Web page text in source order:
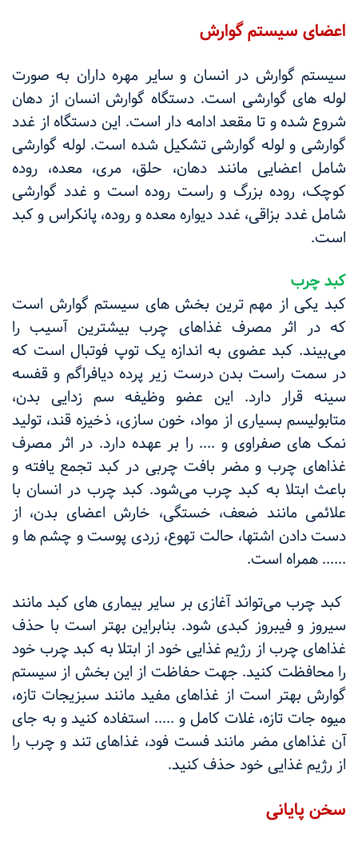
اعضای سیستم گوارش
سیستم گوارش در انسان و سایر مهره داران به صورت
لوله های گوارشی است. دستگاه گوارش انسان از دهان
شروع شده و تا مقعد ادامه دار است. این دستگاه از غدد
گوارشی و لوله گوارشی تشکیل شده است. لوله گوارشی
شامل اعضایی مانند دهان، حلق، مری، معده، روده
کوچک، روده بزرگ و راست روده است و غدد گوارشی
شامل غدد بزاقی، غدد دیواره معده و روده، پانکراس و کبد
است.
کبد چرب
کبد یکی از مهم ترین بخش های سیستم گوارش است
که در اثر مصرف غذاهای چرب بیشترین آسیب را
می‌بیند. کبد عضوی به اندازه یک توپ فوتبال است که
در سمت راست بدن درست زیر پرده دیافراگم و قفسه
سینه قرار دارد. این عضو وظیفه سم زدایی بدن،
متابولیسم بسیاری از مواد، خون سازی، ذخیزه قند، تولید
نمک های صفراوی و .... را بر عهده دارد. در اثر مصرف
غذاهای چرب و مضر بافت چربی در کبد تجمع یافته و
باعث ابتلا به کبد چرب می‌شود. کبد چرب در انسان با
علائمی مانند ضعف، خستگی، خارش اعضای بدن، از
دست دادن اشتها، حالت تهوع، زردی پوست و چشم ها و
...... همراه است.
کبد چرب می‌تواند آغازی بر سایر بیماری های کبد مانند
سیروز و فیبروز کبدی شود. بنابراین بهتر است با حذف
غذاهای چرب از رژیم غذایی خود از ابتلا به کبد چرب خود
را محافظت کنید. جهت حفاظت از این بخش از سیستم
گوارش بهتر است از غذاهای مفید مانند سبزیجات تازه،
میوه جات تازه، غلات کامل و ..... استفاده کنید و به جای
آن غذاهای مضر مانند فست فود، غذاهای تند و چرب را
از رژیم غذایی خود حذف کنید.
سخن پایانی